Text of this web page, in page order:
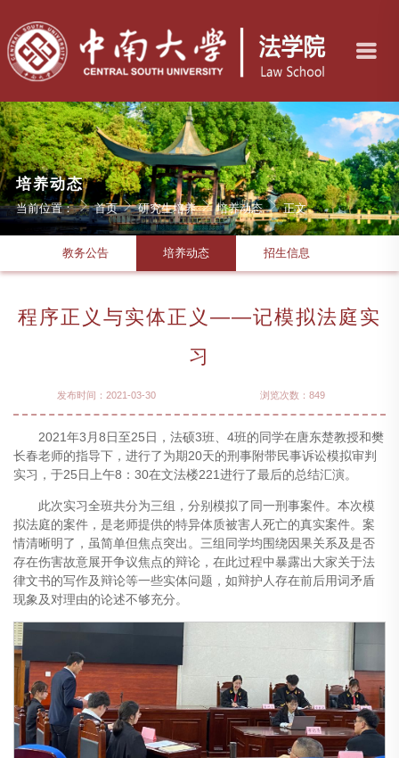
培养动态
当前位置： 首页 研究生培养 培养动态 正文
教务公告 培养动态 招生信息
程序正义与实体正义——记模拟法庭实
习
发布时间：2021-03-30 浏览次数： 849
2021年3月8日至25日，法硕3班、4班的同学在唐东楚教授和樊
长春老师的指导下，进行了为期20天的刑事附带民事诉讼模拟审判
实习，于25日上午8：30在文法楼221进行了最后的总结汇演。
此次实习全班共分为三组，分别模拟了同一刑事案件。本次模
拟法庭的案件，是老师提供的特异体质被害人死亡的真实案件。案
情清晰明了，虽简单但焦点突出。三组同学均围绕因果关系及是否
存在伤害故意展开争议焦点的辩论，在此过程中暴露出大家关于法
律文书的写作及辩论等一些实体问题，如辩护人存在前后用词矛盾
现象及对理由的论述不够充分。